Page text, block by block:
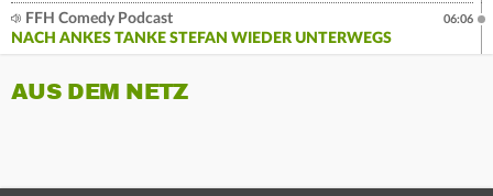
FFH Comedy Podcast
NACH ANKES TANKE STEFAN WIEDER UNTERWEGS
06:06
AUS DEM NETZ